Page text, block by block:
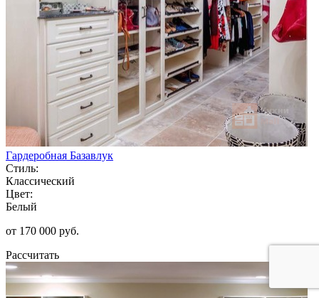
Гардеробная Базавлук
Стиль:
Классический
Цвет:
Белый
от 170 000 руб.
Рассчитать